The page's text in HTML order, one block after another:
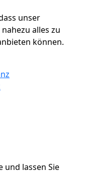
unser
alles zu
können.
und lassen Sie